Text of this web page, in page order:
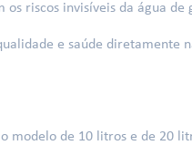
riscos invisíveis da água de
e saúde diretamente
modelo de 10 litros e de